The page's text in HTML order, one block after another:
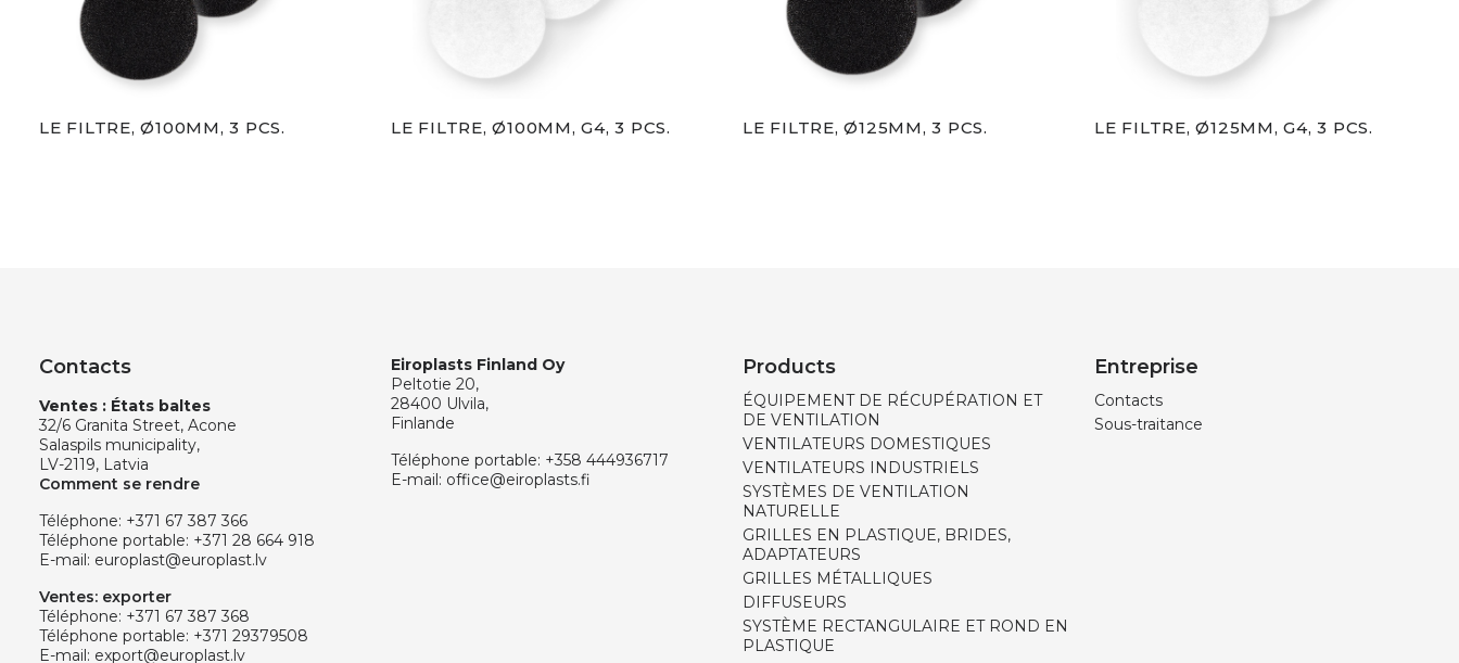
LE FILTRE, Ø100MM, 3 PCS. LE FILTRE, Ø100MM, G4, 3 PCS. LE FILTRE, Ø125MM, 3 PCS. LE FILTRE, Ø125MM, G4, 3 PCS.
Contacts
Ventes : États baltes
32/6 Granita Street, Acone
Salaspils municipality,
LV-2119, Latvia
Comment se rendre
Téléphone: +371 67 387 366
Téléphone portable: +371 28 664 918
E-mail: europlast@europlast.lv
Ventes: exporter
Téléphone: +371 67 387 368
Téléphone portable: +371 29379508
E-mail: export@europlast.lv
Eiroplasts Finland Oy
Peltotie 20,
28400 Ulvila,
Finlande
Téléphone portable: +358 444936717
E-mail: office@eiroplasts.fi
Products
ÉQUIPEMENT DE RÉCUPÉRATION ET
DE VENTILATION
VENTILATEURS DOMESTIQUES
VENTILATEURS INDUSTRIELS
SYSTÈMES DE VENTILATION
NATURELLE
GRILLES EN PLASTIQUE, BRIDES,
ADAPTATEURS
GRILLES MÉTALLIQUES
DIFFUSEURS
SYSTÈME RECTANGULAIRE ET ROND EN
PLASTIQUE
Entreprise
Contacts
Sous-traitance